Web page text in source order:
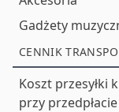
Gadżety
CENNIK
Koszt przesyłki
przy